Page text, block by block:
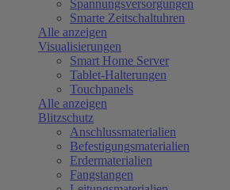
Spannungsversorgungen
Smarte Zeitschaltuhren
Alle anzeigen
Visualisierungen
Smart Home Server
Tablet-Halterungen
Touchpanels
Alle anzeigen
Blitzschutz
Anschlussmaterialien
Befestigungsmaterialien
Erdermaterialien
Fangstangen